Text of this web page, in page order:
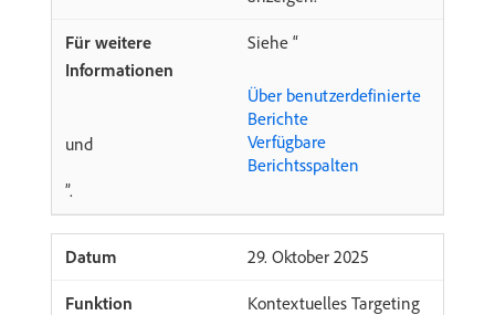
Siehe “
Über benutzerdefinierte
Berichte
und
Verfügbare
Berichtsspalten
”.
​29. Oktober 2025
Kontextuelles Targeting